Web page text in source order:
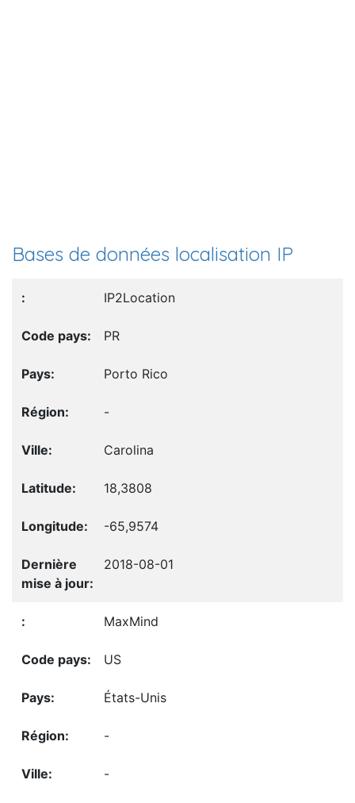
Bases de données localisation IP
IP2Location
PR
Porto Rico
-
Carolina
18,3808
-65,9574
2018-08-01
MaxMind
US
États-Unis
-
-